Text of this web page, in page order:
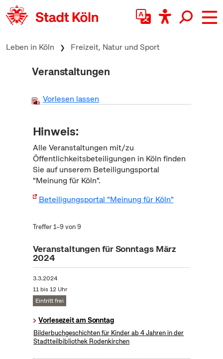
zum Inhalt springen
Leben in Köln Freizeit, Natur und Sport
Veranstaltungen
Vorlesen lassen
Hinweis:
Alle Veranstaltungen mit/zu
Öffentlichkeitsbeteiligungen in Köln finden
Sie auf unserem Beteiligungsportal
"Meinung für Köln".
Beteiligungsportal "Meinung für Köln"
Treffer 1–9 von 9
Veranstaltungen für Sonntags März
2024
3.3.2024
11 bis 12 Uhr
Eintritt frei
Vorlesezeit am Sonntag
Bilderbuchgeschichten für Kinder ab 4 Jahren in der
Stadtteilbibliothek Rodenkirchen